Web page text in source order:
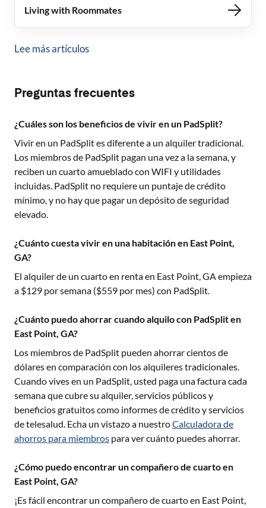
Living with Roommates
Lee más artículos
Preguntas frecuentes
¿Cuáles son los beneficios de vivir en un PadSplit?
Vivir en un PadSplit es diferente a un alquiler tradicional.
Los miembros de PadSplit pagan una vez a la semana, y
reciben un cuarto amueblado con WIFI y utilidades
incluidas. PadSplit no requiere un puntaje de crédito
mínimo, y no hay que pagar un depósito de seguridad
elevado.
¿Cuánto cuesta vivir en una habitación en East Point,
GA?
El alquiler de un cuarto en renta en East Point, GAempieza
a $129 por semana ($559 por mes) con PadSplit.
¿Cuánto puedo ahorrar cuando alquilo con PadSplit en
East Point, GA?
Los miembros de PadSplit pueden ahorrar cientos de
dólares en comparación con los alquileres tradicionales.
Cuando vives en un PadSplit, usted paga una factura cada
semana que cubre su alquiler, servicios públicos y
beneficios gratuitos como informes de crédito y servicios
de telesalud. Echa un vistazo a nuestroCalculadora de
ahorros para miembros para ver cuánto puedes ahorrar.
¿Cómo puedo encontrar un compañero de cuarto en
East Point, GA?
¡Es fácil encontrar un compañero de cuarto en East Point,